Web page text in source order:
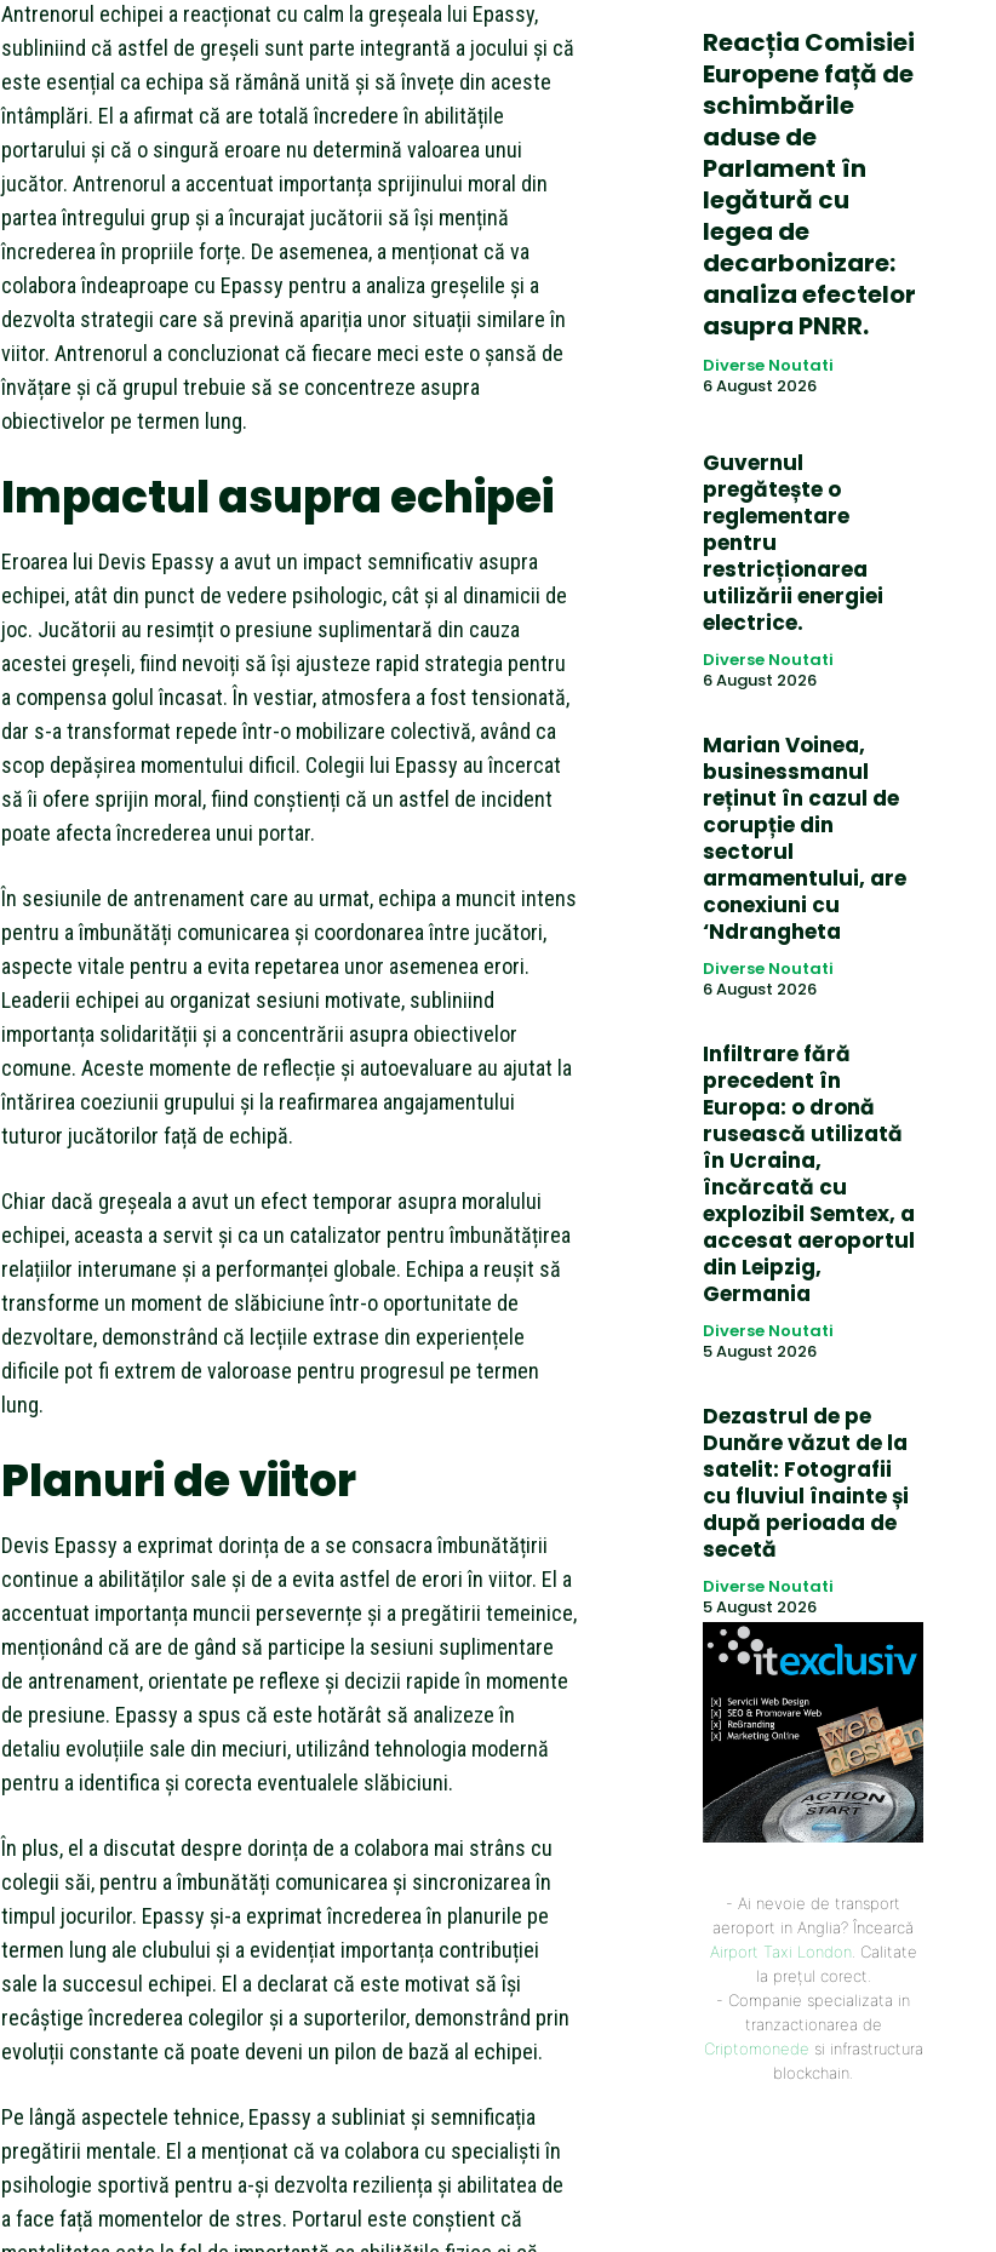
Antrenorul echipei a reacționat cu calm la greșeala lui Epassy,
subliniind că astfel de greșeli sunt parte integrantă a jocului și că
este esențial ca echipa să rămână unită și să învețe din aceste
întâmplări. El a afirmat că are totală încredere în abilitățile
portarului și că o singură eroare nu determină valoarea unui
jucător. Antrenorul a accentuat importanța sprijinului moral din
partea întregului grup și a încurajat jucătorii să își mențină
încrederea în propriile forțe. De asemenea, a menționat că va
colabora îndeaproape cu Epassy pentru a analiza greșelile și a
dezvolta strategii care să prevină apariția unor situații similare în
viitor. Antrenorul a concluzionat că fiecare meci este o șansă de
învățare și că grupul trebuie să se concentreze asupra
obiectivelor pe termen lung.
Impactul asupra echipei
Eroarea lui Devis Epassy a avut un impact semnificativ asupra
echipei, atât din punct de vedere psihologic, cât și al dinamicii de
joc. Jucătorii au resimțit o presiune suplimentară din cauza
acestei greșeli, fiind nevoiți să își ajusteze rapid strategia pentru
a compensa golul încasat. În vestiar, atmosfera a fost tensionată,
dar s-a transformat repede într-o mobilizare colectivă, având ca
scop depășirea momentului dificil. Colegii lui Epassy au încercat
să îi ofere sprijin moral, fiind conștienți că un astfel de incident
poate afecta încrederea unui portar.
În sesiunile de antrenament care au urmat, echipa a muncit intens
pentru a îmbunătăți comunicarea și coordonarea între jucători,
aspecte vitale pentru a evita repetarea unor asemenea erori.
Leaderii echipei au organizat sesiuni motivate, subliniind
importanța solidarității și a concentrării asupra obiectivelor
comune. Aceste momente de reflecție și autoevaluare au ajutat la
întărirea coeziunii grupului și la reafirmarea angajamentului
tuturor jucătorilor față de echipă.
Chiar dacă greșeala a avut un efect temporar asupra moralului
echipei, aceasta a servit și ca un catalizator pentru îmbunătățirea
relațiilor interumane și a performanței globale. Echipa a reușit să
transforme un moment de slăbiciune într-o oportunitate de
dezvoltare, demonstrând că lecțiile extrase din experiențele
dificile pot fi extrem de valoroase pentru progresul pe termen
lung.
Planuri de viitor
Devis Epassy a exprimat dorința de a se consacra îmbunătățirii
continue a abilităților sale și de a evita astfel de erori în viitor. El a
accentuat importanța muncii persevernțe și a pregătirii temeinice,
menționând că are de gând să participe la sesiuni suplimentare
de antrenament, orientate pe reflexe și decizii rapide în momente
de presiune. Epassy a spus că este hotărât să analizeze în
detaliu evoluțiile sale din meciuri, utilizând tehnologia modernă
pentru a identifica și corecta eventualele slăbiciuni.
În plus, el a discutat despre dorința de a colabora mai strâns cu
colegii săi, pentru a îmbunătăți comunicarea și sincronizarea în
timpul jocurilor. Epassy și-a exprimat încrederea în planurile pe
termen lung ale clubului și a evidențiat importanța contribuției
sale la succesul echipei. El a declarat că este motivat să își
recâștige încrederea colegilor și a suporterilor, demonstrând prin
evoluții constante că poate deveni un pilon de bază al echipei.
Pe lângă aspectele tehnice, Epassy a subliniat și semnificația
pregătirii mentale. El a menționat că va colabora cu specialiști în
psihologie sportivă pentru a-și dezvolta reziliența și abilitatea de
a face față momentelor de stres. Portarul este conștient că
Reacția Comisiei
Europene față de
schimbările
aduse de
Parlament în
legătură cu
legea de
decarbonizare:
analiza efectelor
asupra PNRR.
Diverse Noutati
6 August 2026
Guvernul
pregătește o
reglementare
pentru
restricționarea
utilizării energiei
electrice.
Diverse Noutati
6 August 2026
Marian Voinea,
businessmanul
reținut în cazul de
corupție din
sectorul
armamentului, are
conexiuni cu
‘Ndrangheta
Diverse Noutati
6 August 2026
Infiltrare fără
precedent în
Europa: o dronă
rusească utilizată
în Ucraina,
încărcată cu
explozibil Semtex, a
accesat aeroportul
din Leipzig,
Germania
Diverse Noutati
5 August 2026
Dezastrul de pe
Dunăre văzut de la
satelit: Fotografii
cu fluviul înainte și
după perioada de
secetă
Diverse Noutati
5 August 2026
- Ai nevoie de transport
aeroport in Anglia? Încearcă
Airport Taxi London. Calitate
la prețul corect.
- Companie specializata in
tranzactionarea de
Criptomonede si infrastructura
blockchain.